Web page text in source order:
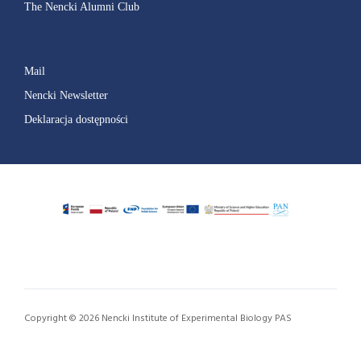
The Nencki Alumni Club
Mail
Nencki Newsletter
Deklaracja dostępności
Copyright © 2026 Nencki Institute of Experimental Biology PAS